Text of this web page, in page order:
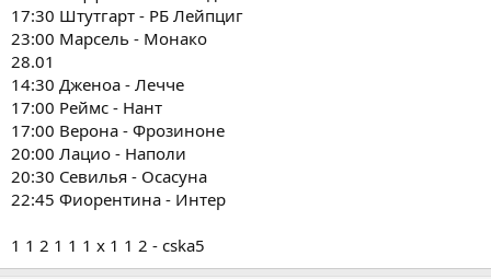
17:30 Штутгарт - РБ Лейпциг
23:00 Марсель - Монако
28.01
14:30 Дженоа - Лечче
17:00 Реймс - Нант
17:00 Верона - Фрозиноне
20:00 Лацио - Наполи
20:30 Севилья - Осасуна
22:45 Фиорентина - Интер
1 1 2 1 1 1 x 1 1 2 - cska5